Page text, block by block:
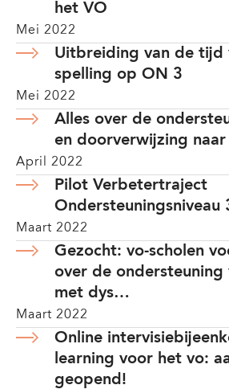
het VO
Mei 2022
Uitbreiding van de tijd
spelling op ON 3
Mei 2022
Alles over de
en doorverwijzing
April 2022
Pilot Verbetertraject
Ondersteuningsniveau
Maart 2022
Gezocht: vo-scholen
over de ondersteuning
met dys…
Maart 2022
Online
learning voor het vo:
geopend!